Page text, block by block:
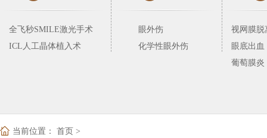
全飞秒SMILE激光手术
ICL人工晶体植入术
眼外伤
化学性眼外伤
视网膜脱
眼底出血
葡萄膜炎
当前位置： 首页 >